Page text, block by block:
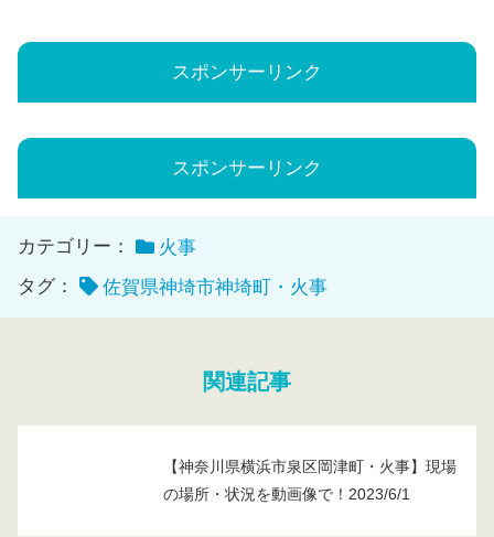
スポンサーリンク
スポンサーリンク
カテゴリー：
火事
タグ：
佐賀県神埼市神埼町・火事
関連記事
【神奈川県横浜市泉区岡津町・火事】現場
の場所・状況を動画像で！2023/6/1